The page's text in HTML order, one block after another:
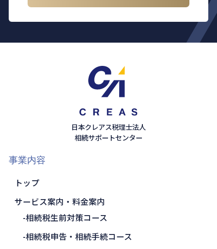
日本クレアス税理士法人
相続サポートセンター
事業内容
トップ
サービス案内・料金案内
相続税生前対策コース
相続税申告・相続手続コース